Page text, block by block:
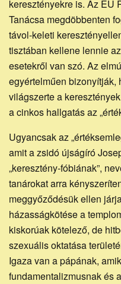
keresztényekre is. Az EU
Tanácsa megdöbbenten
távol-keleti
tisztában kellene lennie
esetekről van szó. Az
egyértelműen bizonyítják,
világszerte a
a cinkos hallgatás az
Ugyancsak az
amit a zsidó újságíró
„keresztény-fóbiának”,
tanárokat arra
meggyőződésük ellen
házasságkötése a
kiskorúak kötelező, de
szexuális oktatása
Igaza van a pápának,
fundamentalizmusnak és